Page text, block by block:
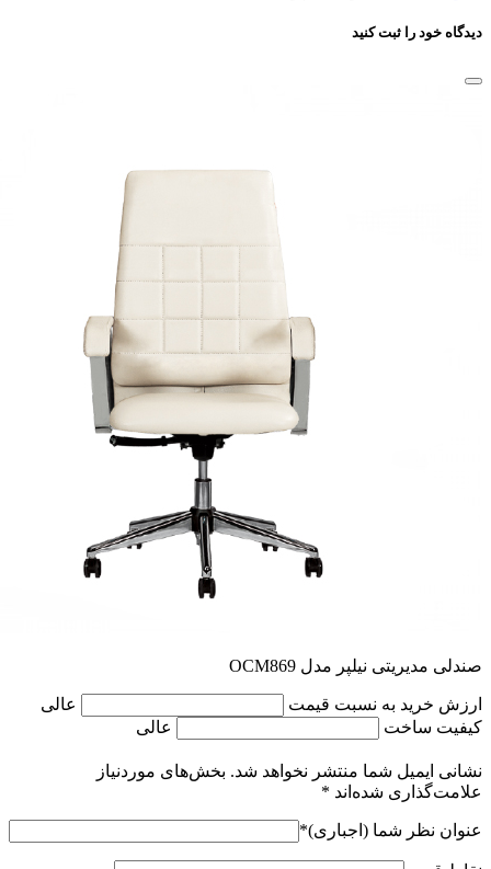
دیدگاه خود را ثبت کنید
صندلی مدیریتی نیلپر مدل OCM869
ارزش خرید به نسبت قیمت
عالی
کیفیت ساخت
عالی
نشانی ایمیل شما منتشر نخواهد شد. بخش‌های موردنیاز
علامت‌گذاری شده‌اند *
عنوان نظر شما (اجباری)*